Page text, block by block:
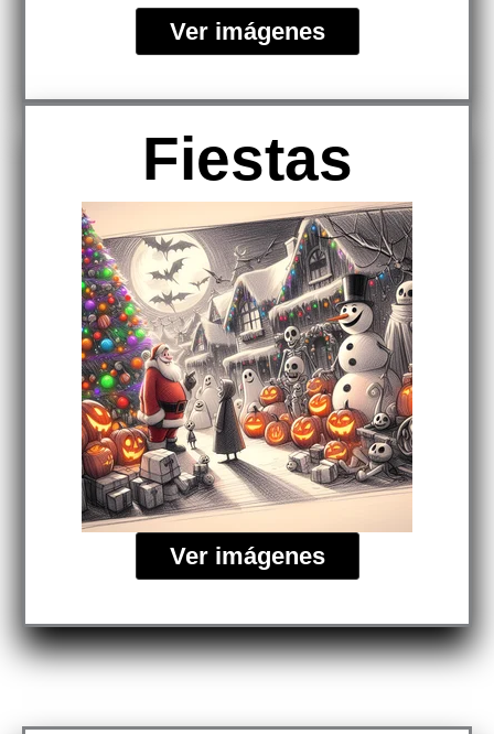
Ver imágenes
Fiestas
Ver imágenes